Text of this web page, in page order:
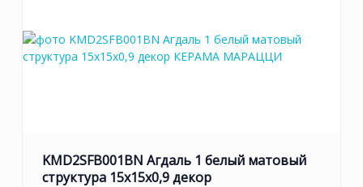
KMD2SFB001BN Агдаль 1 белый матовый
структура 15x15x0,9 декор